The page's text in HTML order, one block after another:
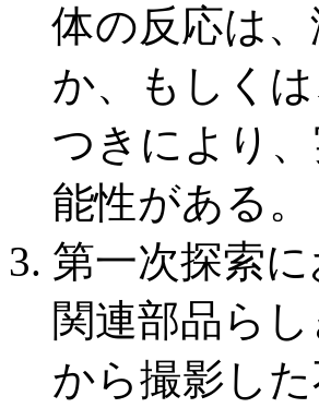
体の反応は
か、もしく
つきにより
能性がある。
第一次探索
関連部品ら
から撮影し